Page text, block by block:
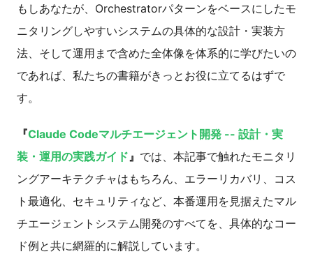
もしあなたが、Orchestratorパターンをベースにしたモ
ニタリングしやすいシステムの具体的な設計・実装方
法、そして運用まで含めた全体像を体系的に学びたいの
であれば、私たちの書籍がきっとお役に立てるはずで
す。
『Claude Codeマルチエージェント開発 -- 設計・実
装・運用の実践ガイド』 では、本記事で触れたモニタリ
ングアーキテクチャはもちろん、エラーリカバリ、コス
ト最適化、セキュリティなど、本番運用を見据えたマル
チエージェントシステム開発のすべてを、具体的なコー
ド例と共に網羅的に解説しています。